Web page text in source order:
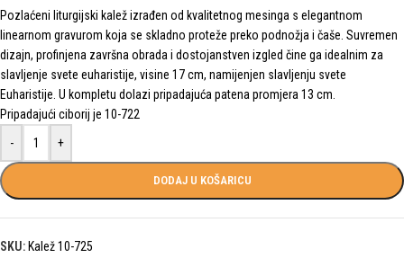
Pozlaćeni liturgijski kalež izrađen od kvalitetnog mesinga s elegantnom
linearnom gravurom koja se skladno proteže preko podnožja i čaše. Suvremen
dizajn, profinjena završna obrada i dostojanstven izgled čine ga idealnim za
slavljenje svete euharistije, visine 17 cm, namijenjen slavljenju svete
Euharistije. U kompletu dolazi pripadajuća patena promjera 13 cm.
Pripadajući ciborij je 10-722
-
+
DODAJ U KOŠARICU
SKU: Kalež 10-725